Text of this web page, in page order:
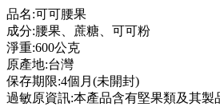
品名:可可腰果
成分:腰果、蔗糖、可可粉
淨重:600公克
原產地:台灣
保存期限:4個月(未開封)
過敏原資訊:本產品含有堅果類及其製